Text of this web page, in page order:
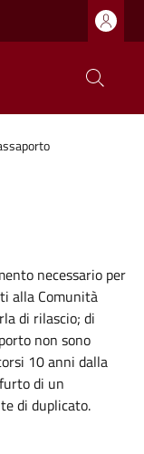
necessario per
alla Comunità
di rilascio; di
non sono
10 anni dalla
di un
di duplicato.